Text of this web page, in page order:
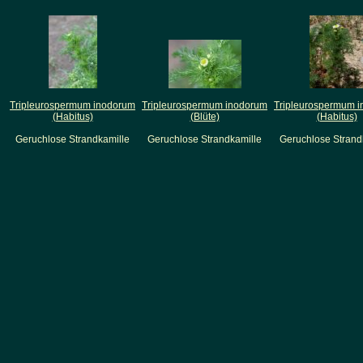
Tripleurospermum inodorum
(Habitus)
Geruchlose Strandkamille
Tripleurospermum inodorum
(Blüte)
Geruchlose Strandkamille
Tripleurospermum
(Habitus)
Geruchlose